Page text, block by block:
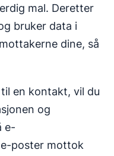
mal. Deretter
bruker data i
dine, så
en kontakt, vil du
og
e-
poster mottok